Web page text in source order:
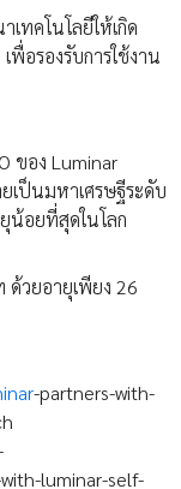
ทคโนโลยีให้เกิด
อรองรับการใช้งาน
ของ Luminar
ป็นมหาเศรษฐีระดับ
น้อยที่สุดในโลก
วยอายุเพียง 26
-partners-with-
luminar-self-